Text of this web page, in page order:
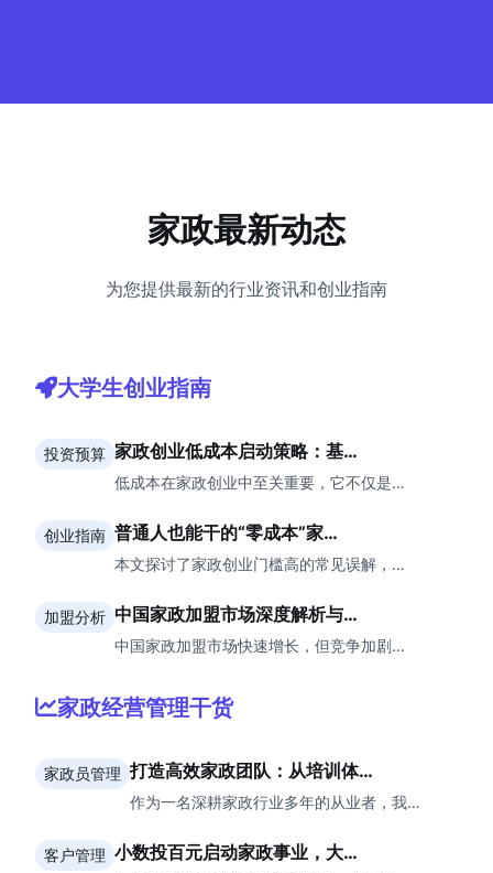
家政最新动态
为您提供最新的行业资讯和创业指南
大学生创业指南
投资预算 家政创业低成本启动策略：基…
低成本在家政创业中至关重要，它不仅是…
创业指南 普通人也能干的“零成本”家…
本文探讨了家政创业门槛高的常见误解，…
加盟分析 中国家政加盟市场深度解析与…
中国家政加盟市场快速增长，但竞争加剧…
家政经营管理干货
家政员管理 打造高效家政团队：从培训体…
作为一名深耕家政行业多年的从业者，我…
客户管理 小数投百元启动家政事业，大…